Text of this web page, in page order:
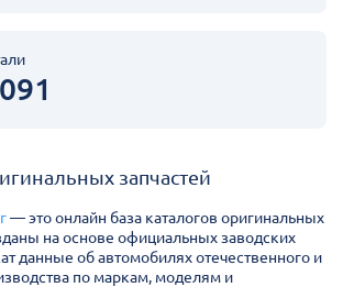
запчастей
— это онлайн база каталогов оригинальных
на основе официальных заводских
данные об автомобилях отечественного и
по маркам, моделям и